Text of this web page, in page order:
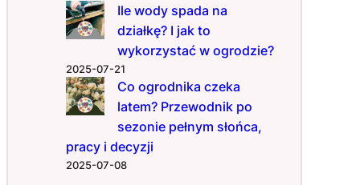
Ile wody spada na
działkę? I jak to
wykorzystać w ogrodzie?
2025-07-21
Co ogrodnika czeka
latem? Przewodnik po
sezonie pełnym słońca,
pracy i decyzji
2025-07-08